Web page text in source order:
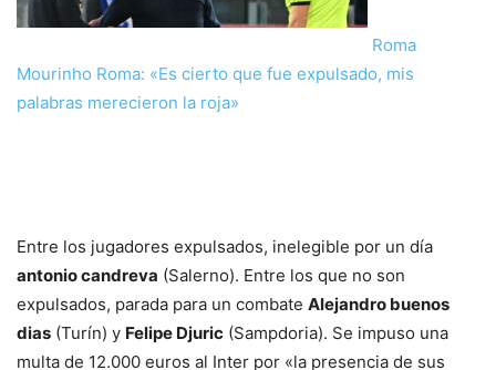
Roma
Mourinho Roma: «Es cierto que fue expulsado, mis
palabras merecieron la roja»
Entre los jugadores expulsados, inelegible por un día
antonio candreva (Salerno). Entre los que no son
expulsados, parada para un combate Alejandro buenos
dias (Turín) y Felipe Djuric (Sampdoria). Se impuso una
multa de 12.000 euros al Inter por «la presencia de sus